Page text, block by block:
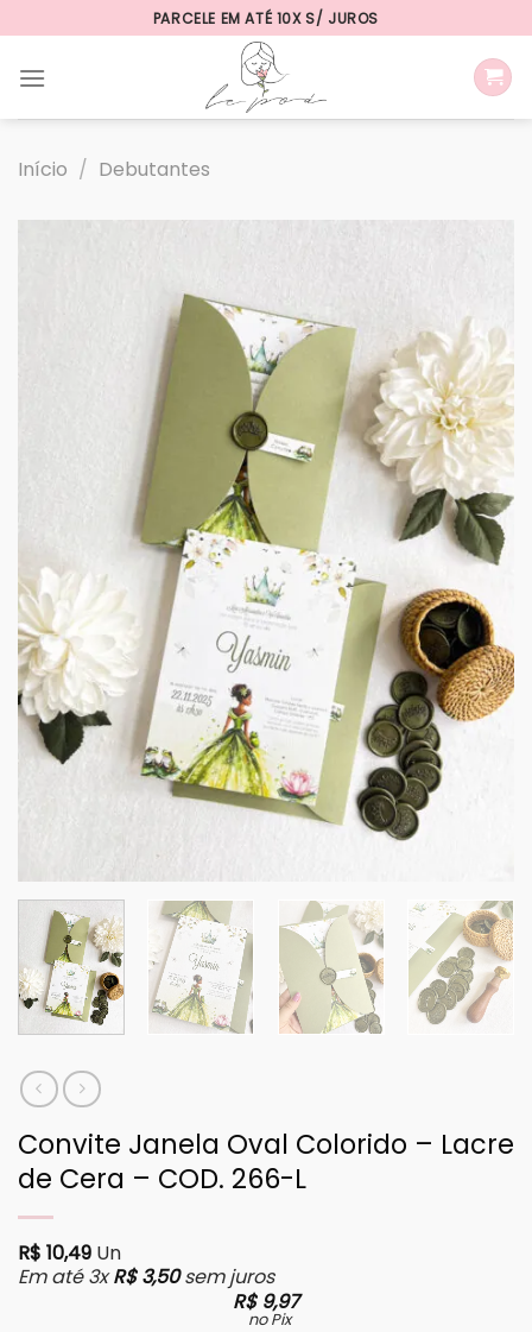
to
content
PARCELE EM ATÉ 10X S/ JUROS
Início / Debutantes
Convite Janela Oval Colorido – Lacre
de Cera – COD. 266-L
R$ 10,49 Un
Em até 3xR$3,50sem juros
R$9,97
no Pix